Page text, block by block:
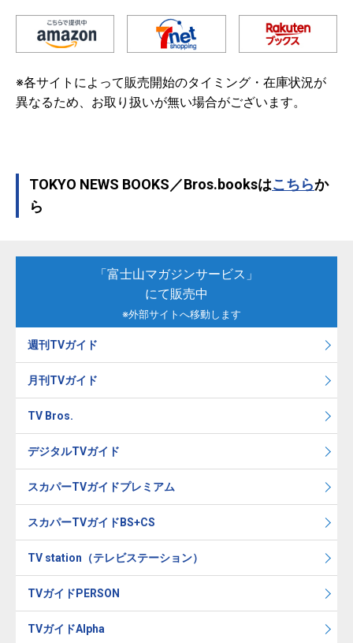
※各サイトによって販売開始のタイミング・在庫状況が
異なるため、お取り扱いが無い場合がございます。
TOKYO NEWS BOOKS／Bros.booksはこちらか
ら
「富士山マガジンサービス」
にて販売中
※外部サイトへ移動します
週刊TVガイド
月刊TVガイド
TV Bros.
デジタルTVガイド
スカパーTVガイドプレミアム
スカパーTVガイドBS+CS
TV station（テレビステーション）
TVガイドPERSON
TVガイドAlpha